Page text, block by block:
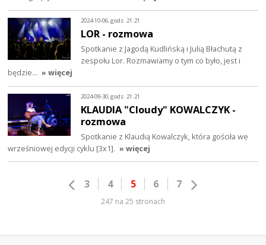
2024-10-06, godz. 21:21
LOR - rozmowa
Spotkanie z Jagodą Kudlińską i Julią Błachutą z
zespołu Lor. Rozmawiamy o tym co było, jest i
będzie... » więcej
2024-09-30, godz. 21:21
KLAUDIA "Cloudy" KOWALCZYK -
rozmowa
Spotkanie z Klaudią Kowalczyk, która gościła we
wrześniowej edycji cyklu [3x1]. » więcej
3 4 5 6 7
247 na 25 stronach